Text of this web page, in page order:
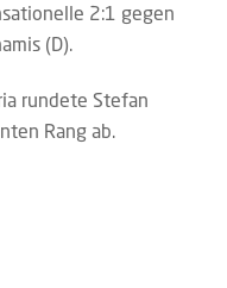
2:1 gegen
(D).
rundete Stefan
Rang ab.